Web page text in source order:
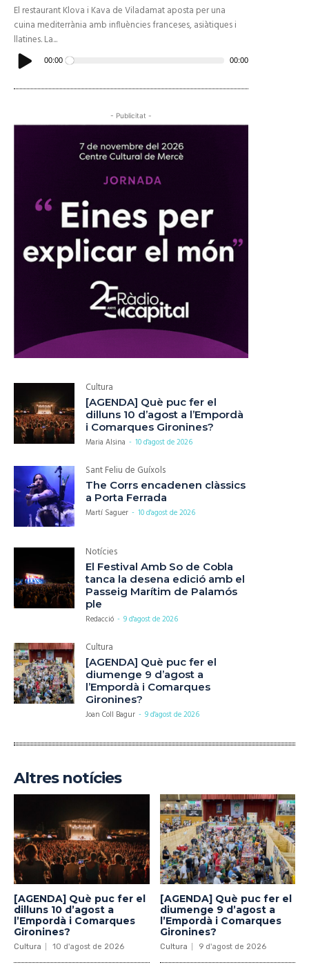
El restaurant Klova i Kava de Viladamat aposta per una
cuina mediterrània amb influències franceses, asiàtiques i
llatines. La...
d'àudio00:00 00:00
- Publicitat -
Cultura
[AGENDA] Què puc fer el
dilluns 10 d’agost a l’Empordà
i Comarques Gironines?
Maria Alsina - 10 d'agost de 2026
Sant Feliu de Guíxols
The Corrs encadenen clàssics
a Porta Ferrada
Martí Saguer - 10 d'agost de 2026
Notícies
El Festival Amb So de Cobla
tanca la desena edició amb el
Passeig Marítim de Palamós
ple
Redacció - 9 d'agost de 2026
Cultura
[AGENDA] Què puc fer el
diumenge 9 d’agost a
l’Empordà i Comarques
Gironines?
Joan Coll Bagur - 9 d'agost de 2026
Altres notícies
[AGENDA] Què puc fer el
dilluns 10 d’agost a
l’Empordà i Comarques
Gironines?
Cultura 10 d'agost de 2026
[AGENDA] Què puc fer el
diumenge 9 d’agost a
l’Empordà i Comarques
Gironines?
Cultura 9 d'agost de 2026